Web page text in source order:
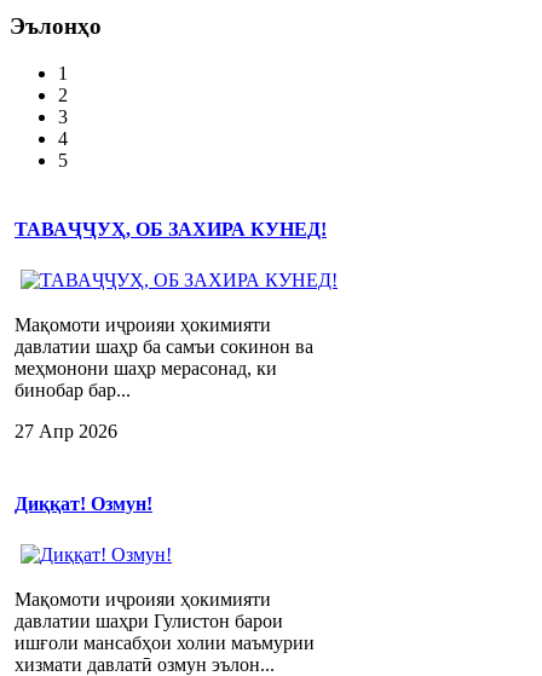
Эълонҳо
1
2
3
4
5
ТАВАҶҶУҲ, ОБ ЗАХИРА КУНЕД!
Мақомоти иҷроияи ҳокимияти
давлатии шаҳр ба самъи сокинон ва
меҳмонони шаҳр мерасонад, ки
бинобар бар...
27 Апр 2026
Диққат! Озмун!
Мақомоти иҷроияи ҳокимияти
давлатии шаҳри Гулистон барои
ишғоли мансабҳои холии маъмурии
хизмати давлатӣ озмун эълон...